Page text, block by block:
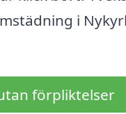
i
förpliktelser